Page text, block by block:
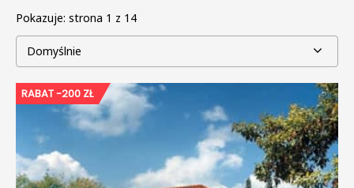
Pokazuje: strona 1 z 14
Domyślnie
RABAT -200 ZŁ